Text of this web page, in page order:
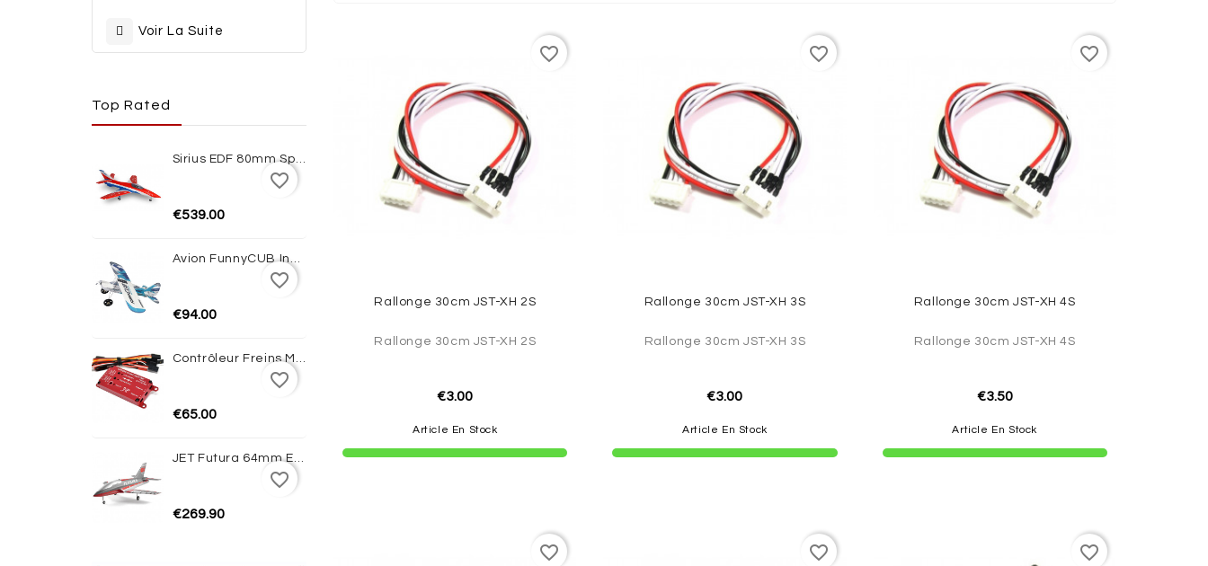
Voir La Suite
Top Rated
€539.00
favorite_border
€94.00
favorite_border
€65.00
favorite_border
€269.90
favorite_border
Rallonge 30cm JST-XH 2S
Rallonge 30cm JST-XH 2S
€3.00
Article En Stock
favorite_border
Rallonge 30cm JST-XH 3S
Rallonge 30cm JST-XH 3S
€3.00
Article En Stock
favorite_border
Rallonge 30cm JST-XH 4S
Rallonge 30cm JST-XH 4S
€3.50
Article En Stock
favorite_border
favorite_border favorite_border favorite_border